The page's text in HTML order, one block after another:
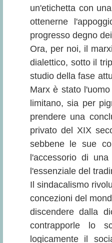
un'etichetta con
ottenerne
progresso degno
Ora, per noi, il
dialettico, sotto il
studio della fase
Marx è stato
limitano, sia per
prendere una
privato del XIX
sebbene le sue
l'accessorio di
l'essenziale del
Il sindacalismo
concezioni del
discendere dalla
contrapporle lo
logicamente il